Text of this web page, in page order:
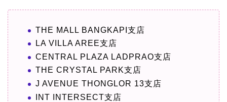
THE MALL BANGKAPI支店
LA VILLA AREE支店
CENTRAL PLAZA LADPRAO支店
THE CRYSTAL PARK支店
J AVENUE THONGLOR 13支店
INT INTERSECT支店